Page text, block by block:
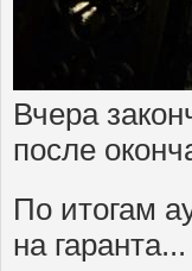
Вчера
после
По итогам
на гаранта...